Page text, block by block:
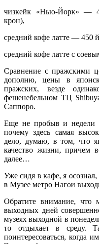
чизкейк «Нью-Йорк» —
крон),
средний кофе латте — 450
средний кофе латте с
Сравнение с пражскими
дополню, цены в
пражских, везде
фешенебельном ТЦ
Саппоро.
Еще не пробыв и недели
почему здесь самая
дело, думаю, в том, что
качество жизни, причем
далее…
Уже сидя в кафе, я
в Музее метро Нагои
Обратите внимание, что
выходных дней
музеях выходной в
то отдыхает в среду.
поинтересоваться, когда